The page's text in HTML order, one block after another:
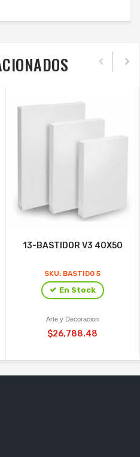
13-BASTIDOR V3 40X50
SKU: BASTID0 5
En Stock
Arte y Decoracion
$26,788.48